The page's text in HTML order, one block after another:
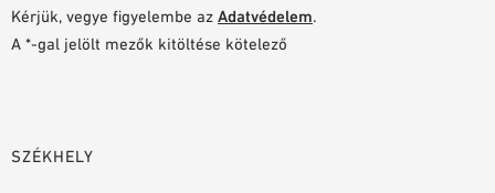
Kérjük, vegye figyelembe az Adatvédelem.
A *-gal jelölt mezők kitöltése kötelező
SZÉKHELY